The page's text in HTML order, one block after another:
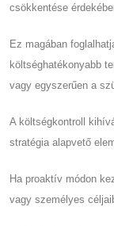
csökkentése
Ez magában
költséghatékonyabb
vagy egyszerűen a
A költségkontroll
stratégia alapvető
Ha proaktív módon
vagy személyes